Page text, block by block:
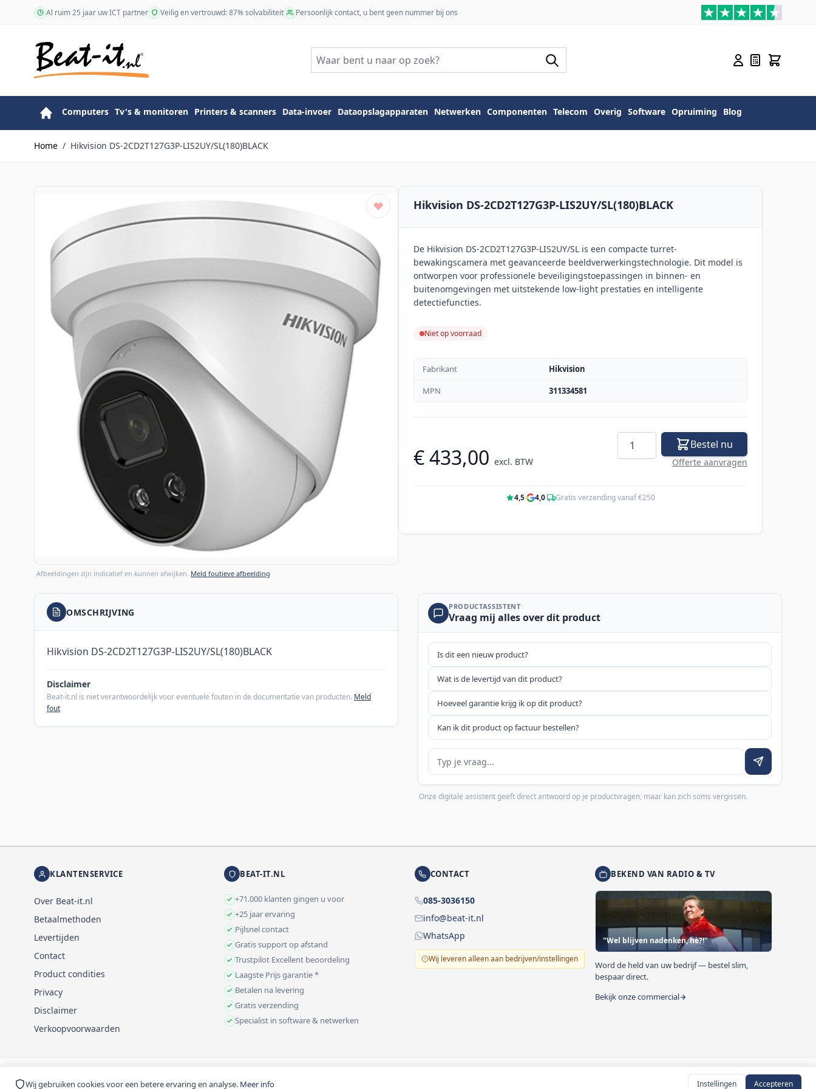
Wij gebruiken cookies voor een betere ervaring en analyse. Meer info Instellingen Accepteren
Ga naar de inhoudAl ruim 25 jaar uw ICT partner Veilig en vertrouwd: 87% solvabiliteit Persoonlijk contact, u bent geen nummer bij ons
Computers Tv's & monitoren Printers & scanners Data-invoer Dataopslagapparaten Netwerken Componenten Telecom Overig Software Opruiming Blog
Home / Hikvision DS-2CD2T127G3P-LIS2UY/SL(180)BLACK
Afbeeldingen zijn indicatief en kunnen afwijken. Meld foutieve afbeelding
Hikvision DS-2CD2T127G3P-LIS2UY/SL(180)BLACK
De Hikvision DS-2CD2T127G3P-LIS2UY/SL is een compacte turret-
bewakingscamera met geavanceerde beeldverwerkingstechnologie. Dit model is
ontworpen voor professionele beveiligingstoepassingen in binnen- en
buitenomgevingen met uitstekende low-light prestaties en intelligente
detectiefuncties.
Niet op voorraad
Fabrikant
Hikvision
MPN
311334581
€ 433,00 excl. BTW
Aantal Bestel nu
Offerte aanvragen
4,5· 4,0· Gratis verzending vanaf €250
OMSCHRIJVING
Hikvision DS-2CD2T127G3P-LIS2UY/SL(180)BLACK
Disclaimer
Beat-it.nl is niet verantwoordelijk voor eventuele fouten in de documentatie van producten. Meld
fout
PRODUCTASSISTENT
Vraag mij alles over dit product
Is dit een nieuw product?
Wat is de levertijd van dit product?
Hoeveel garantie krijg ik op dit product?
Kan ik dit product op factuur bestellen?
Je vraag
Onze digitale assistent geeft direct antwoord op je productvragen, maar kan zich soms vergissen.
KLANTENSERVICE
Over Beat-it.nl
Betaalmethoden
Levertijden
Contact
Product condities
Privacy
Disclaimer
Verkoopvoorwaarden
BEAT-IT.NL
+71.000 klanten gingen u voor
+25 jaar ervaring
Pijlsnel contact
Gratis support op afstand
Trustpilot Excellent beoordeling
Laagste Prijs garantie *
Betalen na levering
Gratis verzending
Specialist in software & netwerken
CONTACT
085-3036150
info@beat-it.nl
WhatsApp
Wij leveren alleen aan bedrijven/instellingen
BEKEND VAN RADIO & TV
"Wel blijven nadenken, hè?!"
Word de held van uw bedrijf — bestel slim,
bespaar direct.
Bekijk onze commercial
© 1999-2026 Beat-it.nl. Vermelde prijzen zijn excl. BTW tenzij anders vermeld.